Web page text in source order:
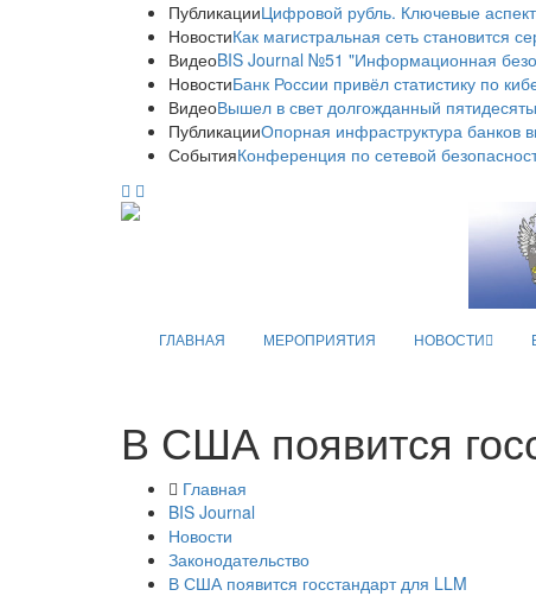
ПубликацииЦифровой рубль. Ключевые
НовостиКак магистральная сеть становится
ВидеоBIS Journal №51 "Информационная
НовостиБанк России привёл статистику по
ВидеоВышел в свет долгожданный
ПубликацииОпорная инфраструктура банков
СобытияКонференция по сетевой
ГЛАВНАЯ МЕРОПРИЯТИЯ НОВОСТИ
В США появится
Главная
BIS Journal
Новости
Законодательство
В США появится госстандарт для LLM